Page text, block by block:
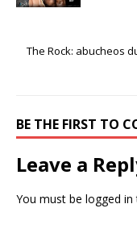
The Rock: abucheos
BE THE FIRST TO
Leave a
You must be logged in